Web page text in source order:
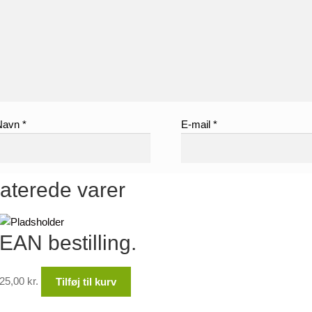
* E-mail*
varer
bestilling.
kr. Tilføj til kurv